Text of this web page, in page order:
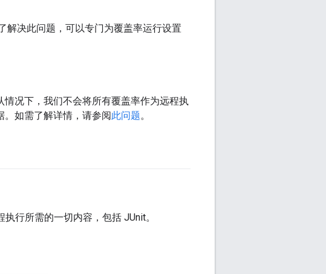
解决此问题，可以专门为覆盖率运行设置
况下，我们不会将所有覆盖率作为远程执
。如需了解详情，请参阅此问题。
执行所需的一切内容，包括 JUnit。